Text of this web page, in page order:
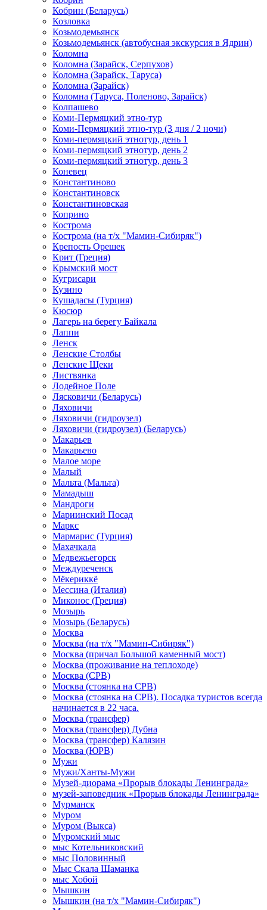
Кобрин (Беларусь)
Козловка
Козьмодемьянск
Козьмодемьянск (автобусная экскурсия в Ядрин)
Коломна
Коломна (Зарайск, Серпухов)
Коломна (Зарайск, Таруса)
Коломна (Зарайск)
Коломна (Таруса, Поленово, Зарайск)
Колпашево
Коми-Пермяцкий этно-тур
Коми-Пермяцкий этно-тур (3 дня / 2 ночи)
Коми-пермяцкий этнотур, день 1
Коми-пермяцкий этнотур, день 2
Коми-пермяцкий этнотур, день 3
Коневец
Константиново
Константиновск
Константиновская
Коприно
Кострома
Кострома (на т/х "Мамин-Сибиряк")
Крепость Орешек
Крит (Греция)
Крымский мост
Кугрисари
Кузино
Кушадасы (Турция)
Кюсюр
Лагерь на берегу Байкала
Лаппи
Ленск
Ленские Столбы
Ленские Щеки
Листвянка
Лодейное Поле
Лясковичи (Беларусь)
Ляховичи
Ляховичи (гидроузел)
Ляховичи (гидроузел) (Беларусь)
Макарьев
Макарьево
Малое море
Малый
Мальта (Мальта)
Мамадыш
Мандроги
Мариинский Посад
Маркс
Мармарис (Турция)
Махачкала
Медвежьегорск
Междуреченск
Мёкериккё
Мессина (Италия)
Миконос (Греция)
Мозырь
Мозырь (Беларусь)
Москва
Москва (на т/х "Мамин-Сибиряк")
Москва (причал Большой каменный мост)
Москва (проживание на теплоходе)
Москва (СРВ)
Москва (стоянка на СРВ)
Москва (стоянка на СРВ). Посадка туристов всегда
начинается в 22 часа.
Москва (трансфер)
Москва (трансфер) Дубна
Москва (трансфер) Калязин
Москва (ЮРВ)
Мужи
Мужи/Ханты-Мужи
Музей-диорама «Прорыв блокады Ленинграда»
музей-заповедник «Прорыв блокады Ленинграда»
Мурманск
Муром
Муром (Выкса)
Муромский мыс
мыс Котельниковский
мыс Половинный
Мыс Скала Шаманка
мыс Хобой
Мышкин
Мышкин (на т/х "Мамин-Сибиряк")